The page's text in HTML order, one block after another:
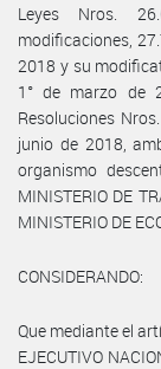
Leyes Nros.
modificaciones,
2018 y su
1° de marzo de
Resoluciones
junio de 2018,
organismo
MINISTERIO DE
MINISTERIO DE
CONSIDERANDO:
Que mediante el
EJECUTIVO